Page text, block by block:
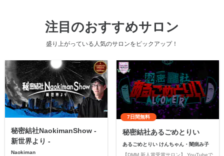
注目のおすすめサロン
盛り上がっている人気のサロンをピックアップ！
秘密結社NaokimanShow -
新世界より -
Naokiman
7日間無料
秘密結社あるごめとりい
あるごめとりい けんちゃん・闇病み子
【DMM 新人賞受賞サロン】 YouTubeで